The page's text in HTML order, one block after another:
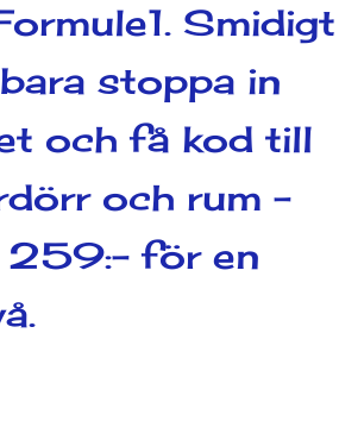
Smidigt
stoppa in
och få kod till
och rum –
259:- för en